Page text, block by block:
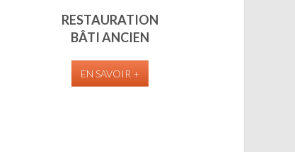
RESTAURATION
BÂTI ANCIEN
EN SAVOIR +